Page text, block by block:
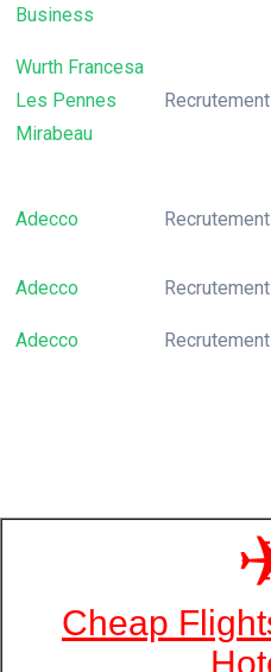
Business
Wurth Francesa
Les Pennes
Mirabeau
Recrutement
Adecco Recrutement
Adecco
Recrutement
Adecco Recrutement